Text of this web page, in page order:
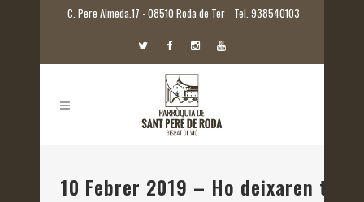
C. Pere Almeda.17 - 08510 Roda de Ter Tel. 938540103
10 Febrer 2019 – Ho deixaren tot i